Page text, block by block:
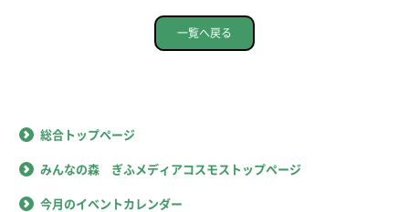
一覧へ戻る
総合トップページ
みんなの森 ぎふメディアコスモストップページ
今月のイベントカレンダー